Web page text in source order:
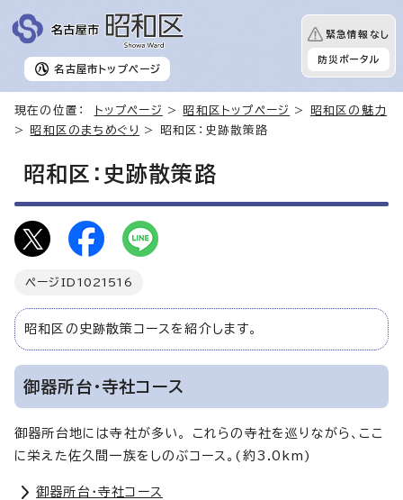
名古屋市 トップページ
緊急情報なし
防災ポータル
現在の位置： トップページ > 昭和区トップページ >
昭和区の魅力
>
昭和区のまちめぐり > 昭和区：史跡散策路
昭和区：史跡散策路
ページID 1021516
昭和区の史跡散策コースを紹介します。
御器所台・寺社コース
御器所台地には寺社が多い。 これらの寺社を巡りながら、ここ
に栄えた佐久間一族をしのぶコース。(約3.0km)
御器所台・寺社コース